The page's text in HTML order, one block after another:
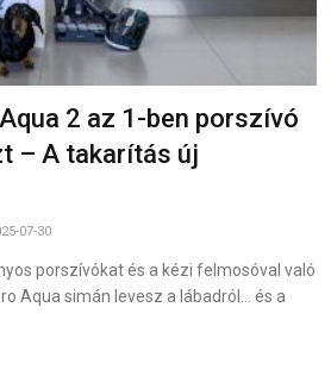
2 az 1-ben porszívó
– A takarítás új
07-30
porszívókat és a kézi felmosóval való
Aqua simán levesz a lábadról… és a